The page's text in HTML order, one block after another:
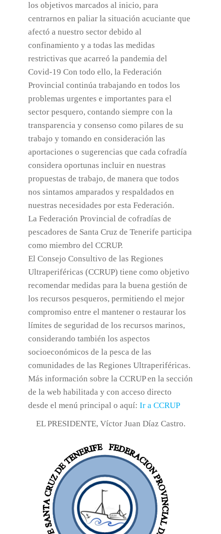
los objetivos marcados al inicio, para
centrarnos en paliar la situación acuciante que
afectó a nuestro sector debido al
confinamiento y a todas las medidas
restrictivas que acarreó la pandemia del
Covid-19 Con todo ello, la Federación
Provincial continúa trabajando en todos los
problemas urgentes e importantes para el
sector pesquero, contando siempre con la
transparencia y consenso como pilares de su
trabajo y tomando en consideración las
aportaciones o sugerencias que cada cofradía
considera oportunas incluir en nuestras
propuestas de trabajo, de manera que todos
nos sintamos amparados y respaldados en
nuestras necesidades por esta Federación.
La Federación Provincial de cofradías de
pescadores de Santa Cruz de Tenerife participa
como miembro del CCRUP.
El Consejo Consultivo de las Regiones
Ultraperiféricas (CCRUP) tiene como objetivo
recomendar medidas para la buena gestión de
los recursos pesqueros, permitiendo el mejor
compromiso entre el mantener o restaurar los
límites de seguridad de los recursos marinos,
considerando también los aspectos
socioeconómicos de la pesca de las
comunidades de las Regiones Ultraperiféricas.
Más información sobre la CCRUP en la sección
de la web habilitada y con acceso directo
desde el menú principal o aquí: Ir a CCRUP
EL PRESIDENTE, Víctor Juan Díaz Castro.